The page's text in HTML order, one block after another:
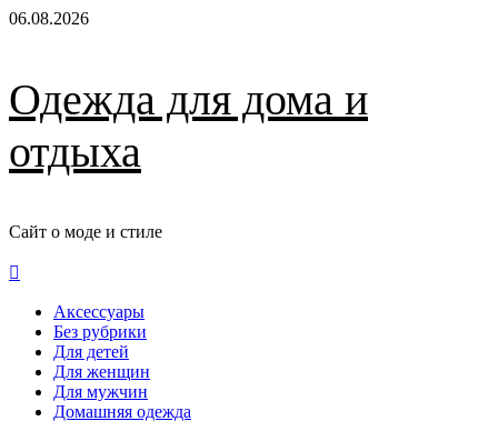
Перейти
06.08.2026
Одежда для дома и
отдыха
Сайт о моде и стиле
Аксессуары
Без рубрики
Для детей
Для женщин
Для мужчин
Домашняя одежда